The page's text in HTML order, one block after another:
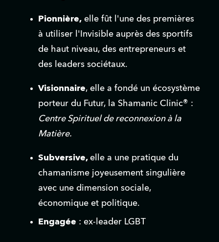
Pionnière, elle fût l'une des premières
à utiliser l'Invisible auprès des sportifs
de haut niveau, des entrepreneurs et
des leaders sociétaux.
Visionnaire, elle a fondé un écosystème
Centre Spirituel de reconnexion à la
Matière.
Subversive, elle a une pratique du
chamanisme joyeusement singulière
avec une dimension sociale,
économique et politique.
Engagée : ex-leader LGBT